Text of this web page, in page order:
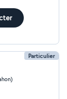
Particulier